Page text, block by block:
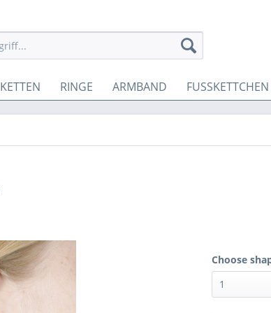
KETTEN RINGE ARMBAND FUSSKETTCHEN
Choose